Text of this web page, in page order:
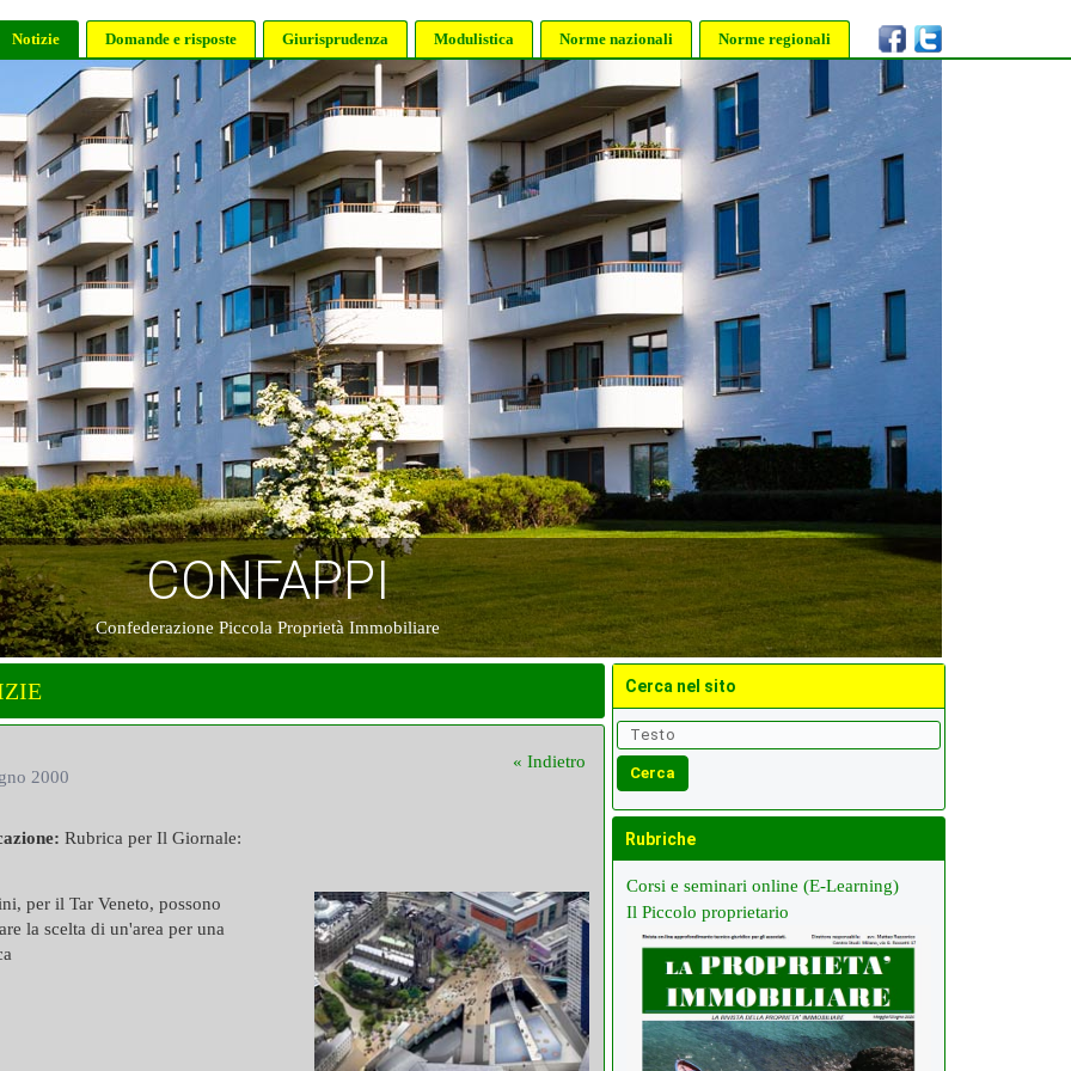
Notizie Domande e risposte Giurisprudenza Modulistica Norme nazionali Norme regionali
CONFAPPI
Confederazione Piccola Proprietà Immobiliare
« Indietro
2000
Rubrica per Il Giornale:
per il Tar Veneto, possono
la scelta di un'area per una
Cerca nel sito
Rubriche
Corsi e seminari online (E-Learning)
Il Piccolo proprietario